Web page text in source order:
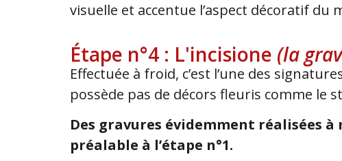
visuelle et accentue l’aspect décoratif du
Étape n°4 : L'incisione (la
Effectuée à froid, c’est l’une des
possède pas de décors fleuris comme le
Des gravures évidemment réalisées à
préalable à l’étape n°1.